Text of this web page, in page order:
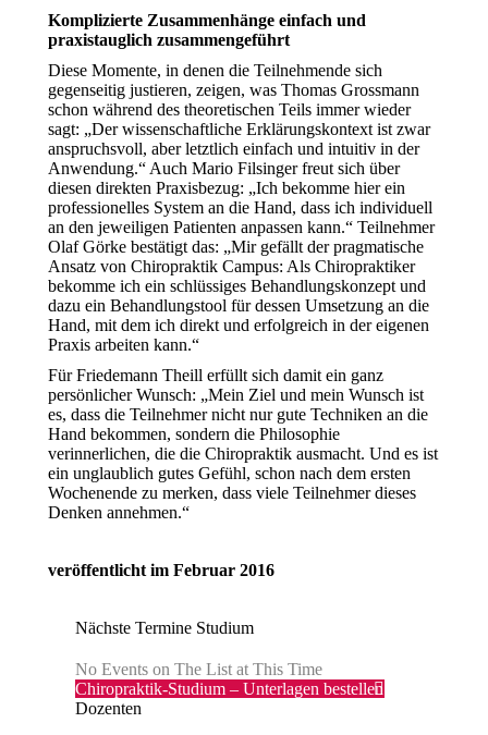
Komplizierte Zusammenhänge einfach und
praxistauglich zusammengeführt
Diese Momente, in denen die Teilnehmende sich
gegenseitig justieren, zeigen, was Thomas Grossmann
schon während des theoretischen Teils immer wieder
sagt: „Der wissenschaftliche Erklärungskontext ist zwar
anspruchsvoll, aber letztlich einfach und intuitiv in der
Anwendung.“ Auch Mario Filsinger freut sich über
diesen direkten Praxisbezug: „Ich bekomme hier ein
professionelles System an die Hand, dass ich individuell
an den jeweiligen Patienten anpassen kann.“ Teilnehmer
Olaf Görke bestätigt das: „Mir gefällt der pragmatische
Ansatz von Chiropraktik Campus: Als Chiropraktiker
bekomme ich ein schlüssiges Behandlungskonzept und
dazu ein Behandlungstool für dessen Umsetzung an die
Hand, mit dem ich direkt und erfolgreich in der eigenen
Praxis arbeiten kann.“
Für Friedemann Theill erfüllt sich damit ein ganz
persönlicher Wunsch: „Mein Ziel und mein Wunsch ist
es, dass die Teilnehmer nicht nur gute Techniken an die
Hand bekommen, sondern die Philosophie
verinnerlichen, die die Chiropraktik ausmacht. Und es ist
ein unglaublich gutes Gefühl, schon nach dem ersten
Wochenende zu merken, dass viele Teilnehmer dieses
Denken annehmen.“
veröffentlicht im Februar 2016
Nächste Termine Studium
No Events on The List at This Time
Chiropraktik-Studium – Unterlagen bestellen
Dozenten